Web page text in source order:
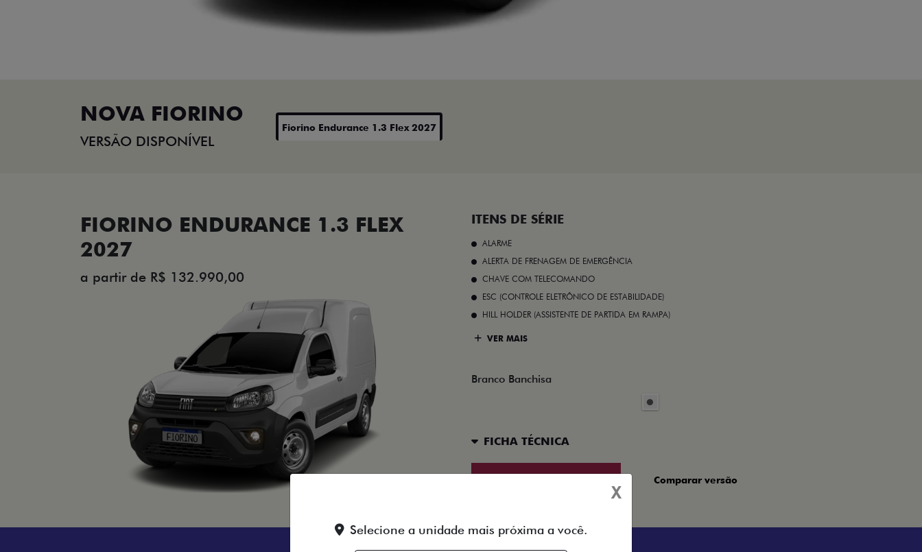
NOVA FIORINO
VERSÃO DISPONÍVEL
Fiorino Endurance 1.3 Flex 2027
FIORINO ENDURANCE 1.3 FLEX
2027
a partir de R$ 132.990,00
ITENS DE SÉRIE
ALARME
ALERTA DE FRENAGEM DE EMERGÊNCIA
CHAVE COM TELECOMANDO
ESC (CONTROLE ELETRÔNICO DE ESTABILIDADE)
HILL HOLDER (ASSISTENTE DE PARTIDA EM RAMPA)
VER MAIS
Branco Banchisa
FICHA TÉCNICA
Comparar versão
X
Selecione a unidade mais próxima a você.